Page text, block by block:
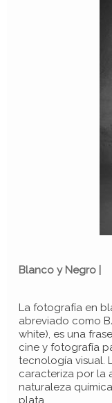
Blanco y Negro |
La fotografía en
abreviado como
white), es una
cine y fotografía
tecnología visual.
caracteriza por la
naturaleza